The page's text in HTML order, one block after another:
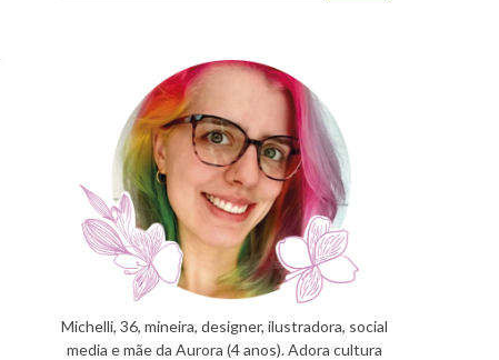
Michelli, 36, mineira, designer, ilustradora, social
media e mãe da Aurora (4 anos). Adora cultura